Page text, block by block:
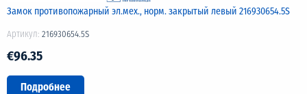
Замок противопожарный эл.мех., норм. закрытый левый 216930654.5S
Артикул: 216930654.5S
€96.35
Подробнее